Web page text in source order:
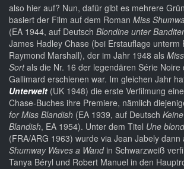
also hier auf? Nun, dafür gibt es mehrere
basiert der Film auf dem Roman Miss
(EA 1944, auf Deutsch Blondine unter
James Hadley Chase (bei Erstauflage unterm
Raymond Marshall), der im Jahr 1948 als
Sortals die Nr. 16 der legendären Série Noire
Gallimard erschienen war. Im gleichen Jahr
Unterwelt (UK 1948) die erste Verfilmung
Chase-Buches ihre Premiere, nämlich
for Miss Blandish (EA 1939, auf Deutsch
Blandish, EA 1954). Unter dem Titel Une
(FRA/ARG 1963) wurde via Jean Jabely dann
Shumway Waves a Wandin Schwarzweiß
Tanya Béryl und Robert Manuel in den